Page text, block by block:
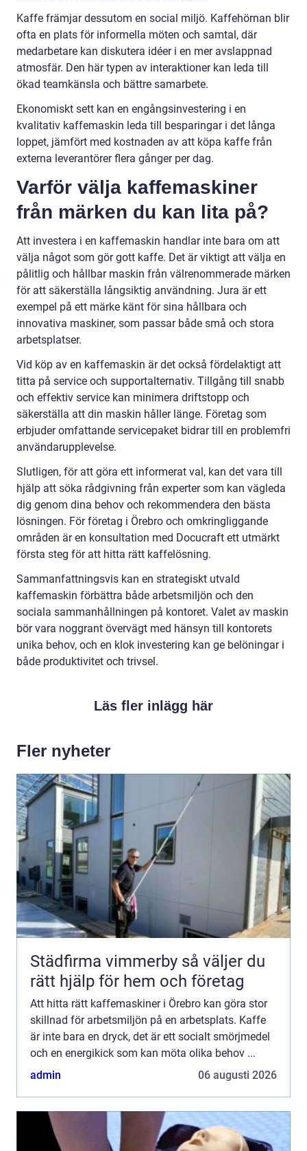
Kaffe främjar dessutom en social miljö. Kaffehörnan blir
ofta en plats för informella möten och samtal, där
medarbetare kan diskutera idéer i en mer avslappnad
atmosfär. Den här typen av interaktioner kan leda till
ökad teamkänsla och bättre samarbete.
Ekonomiskt sett kan en engångsinvestering i en
kvalitativ kaffemaskin leda till besparingar i det långa
loppet, jämfört med kostnaden av att köpa kaffe från
externa leverantörer flera gånger per dag.
Varför välja kaffemaskiner
från märken du kan lita på?
Att investera i en kaffemaskin handlar inte bara om att
välja något som gör gott kaffe. Det är viktigt att välja en
pålitlig och hållbar maskin från välrenommerade märken
för att säkerställa långsiktig användning. Jura är ett
exempel på ett märke känt för sina hållbara och
innovativa maskiner, som passar både små och stora
arbetsplatser.
Vid köp av en kaffemaskin är det också fördelaktigt att
titta på service och supportalternativ. Tillgång till snabb
och effektiv service kan minimera driftstopp och
säkerställa att din maskin håller länge. Företag som
erbjuder omfattande servicepaket bidrar till en problemfri
användarupplevelse.
Slutligen, för att göra ett informerat val, kan det vara till
hjälp att söka rådgivning från experter som kan vägleda
dig genom dina behov och rekommendera den bästa
lösningen. För företag i Örebro och omkringliggande
områden är en konsultation med Docucraft ett utmärkt
första steg för att hitta rätt kaffelösning.
Sammanfattningsvis kan en strategiskt utvald
kaffemaskin förbättra både arbetsmiljön och den
sociala sammanhållningen på kontoret. Valet av maskin
bör vara noggrant övervägt med hänsyn till kontorets
unika behov, och en klok investering kan ge belöningar i
både produktivitet och trivsel.
Läs fler inlägg här
Fler nyheter
Städfirma vimmerby så väljer du
rätt hjälp för hem och företag
Att hitta rätt kaffemaskiner i Örebro kan göra stor
skillnad för arbetsmiljön på en arbetsplats. Kaffe
är inte bara en dryck, det är ett socialt smörjmedel
och en energikick som kan möta olika behov ...
admin
06 augusti 2026